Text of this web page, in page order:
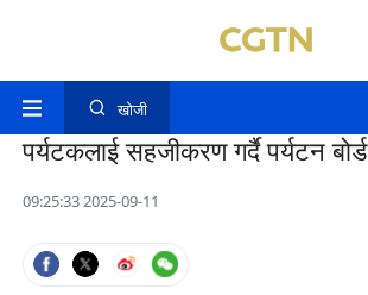
खोजी
पर्यटकलाई सहजीकरण गर्दै पर्यटन बोर्ड
09:25:33 2025-09-11